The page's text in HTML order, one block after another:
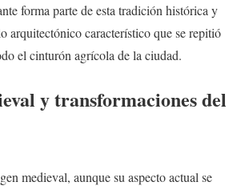
forma parte de esta tradición histórica y
arquitectónico característico que se repitió
el cinturón agrícola de la ciudad.
y transformaciones del
medieval, aunque su aspecto actual se